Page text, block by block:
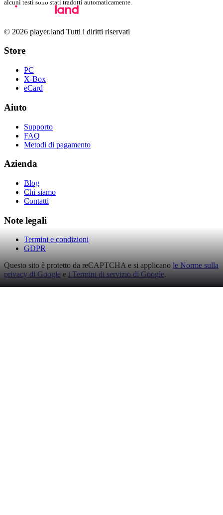
alcuni testi sono stati tradotti automaticamente.
© 2026 player.land Tutti i diritti riservati
Store
PC
X-Box
eCard
Aiuto
Supporto
FAQ
Metodi di pagamento
Azienda
Blog
Chi siamo
Contatti
Note legali
Termini e condizioni
GDPR
Questo sito è protetto da reCAPTCHA e si applicano le Norme sulla
privacy di Google e i Termini di servizio di Google.